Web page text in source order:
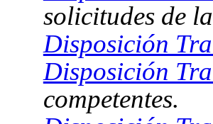
solicitudes de
Disposición
Disposición
competentes.